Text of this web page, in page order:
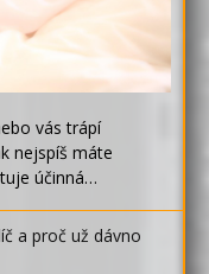
vás trápí
nejspíš máte
účinná…
a proč už dávno